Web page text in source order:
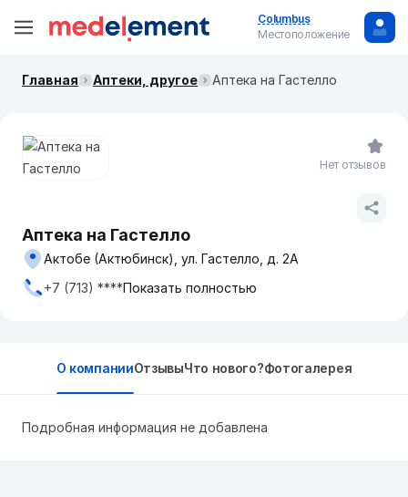
Columbus
Местоположение
Главная Аптеки, другое Аптека на Гастелло
Аптека на Гастелло
Актобе (Актюбинск), ул. Гастелло, д. 2А
+7 (713) ****Показать полностью
Нет отзывов
О компанииОтзывыЧто нового?Фотогалерея
Подробная информация не добавлена